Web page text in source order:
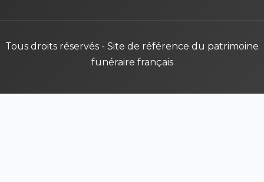
Tous droits réservés - Site de référence du patrimoine
funéraire français